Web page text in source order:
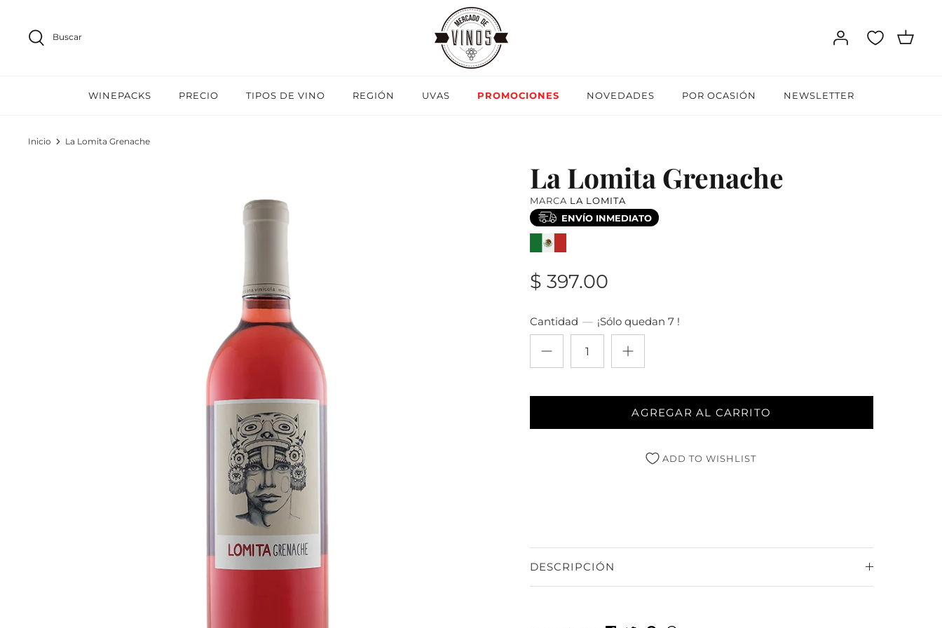
contenido
Buscar
WINEPACKS PRECIO TIPOS DE VINO REGIÓN UVAS PROMOCIONES NOVEDADES POR OCASIÓN NEWSLETTER
Inicio La Lomita Grenache
La Lomita Grenache
MARCA LA LOMITA
ENVÍO INMEDIATO
$ 397.00
Cantidad ¡Sólo quedan 7 !
AGREGAR AL CARRITO
ADD TO WISHLIST
DESCRIPCIÓN